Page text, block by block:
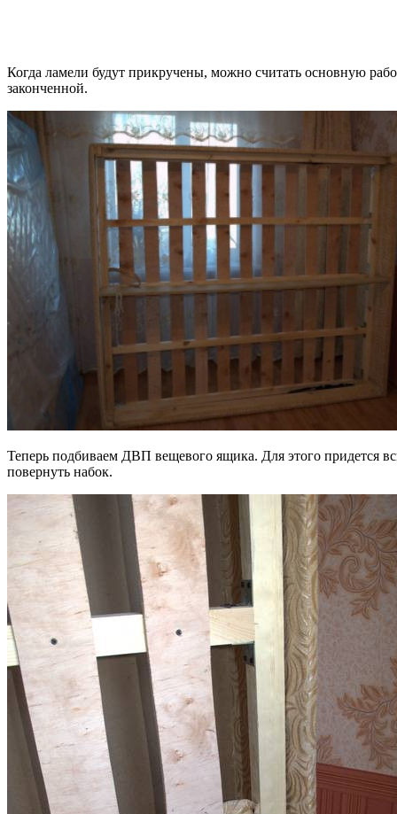
Когда ламели будут прикручены, можно считать основную
законченной.
Теперь подбиваем ДВП вещевого ящика. Для этого придется
повернуть набок.